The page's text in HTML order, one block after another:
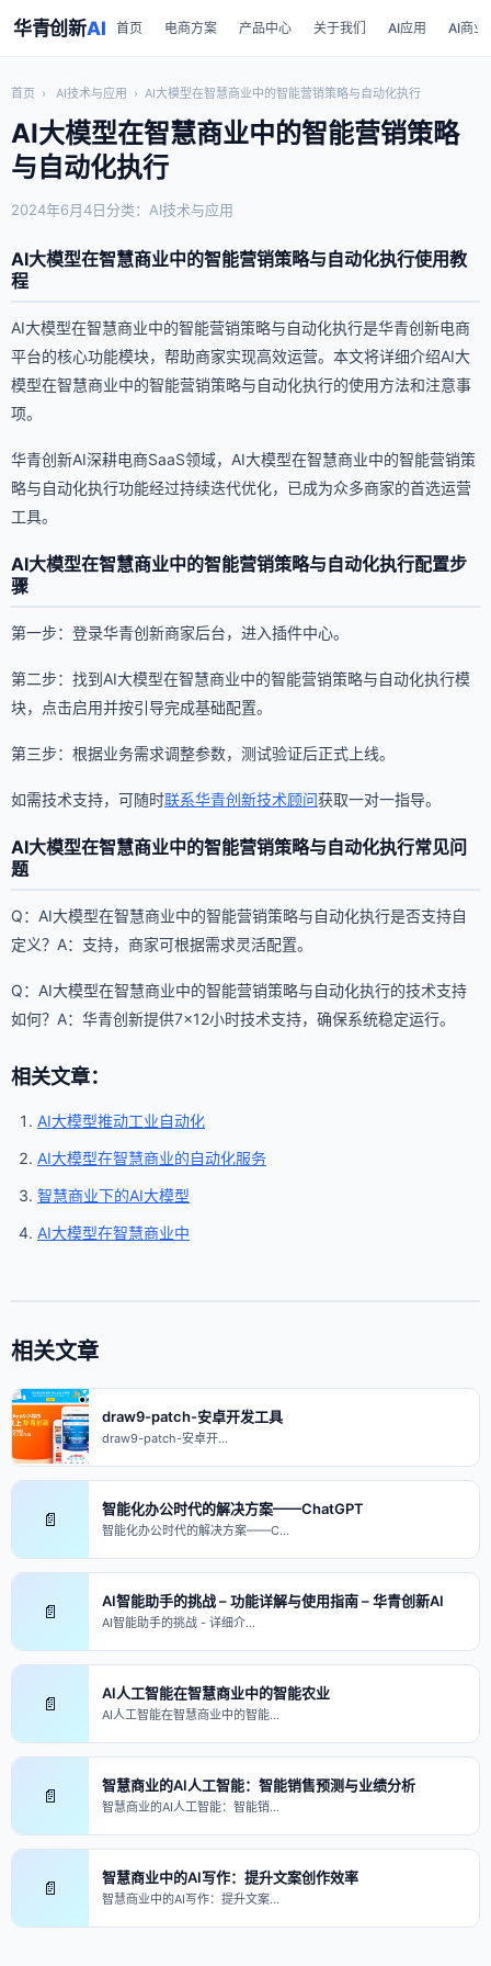
华青创新AI 首页 电商方案 产品中心 关于我们 AI应用 AI商业
首页 › AI技术与应用 › AI大模型在智慧商业中的智能营销策略与自动化执行
AI大模型在智慧商业中的智能营销策略
与自动化执行
2024年6月4日分类：AI技术与应用
AI大模型在智慧商业中的智能营销策略与自动化执行使用教
程
AI大模型在智慧商业中的智能营销策略与自动化执行是华青创新电商
平台的核心功能模块，帮助商家实现高效运营。本文将详细介绍AI大
模型在智慧商业中的智能营销策略与自动化执行的使用方法和注意事
项。
华青创新AI深耕电商SaaS领域，AI大模型在智慧商业中的智能营销策
略与自动化执行功能经过持续迭代优化，已成为众多商家的首选运营
工具。
AI大模型在智慧商业中的智能营销策略与自动化执行配置步
骤
第一步：登录华青创新商家后台，进入插件中心。
第二步：找到AI大模型在智慧商业中的智能营销策略与自动化执行模
块，点击启用并按引导完成基础配置。
第三步：根据业务需求调整参数，测试验证后正式上线。
如需技术支持，可随时联系华青创新技术顾问获取一对一指导。
AI大模型在智慧商业中的智能营销策略与自动化执行常见问
题
Q：AI大模型在智慧商业中的智能营销策略与自动化执行是否支持自
定义？A：支持，商家可根据需求灵活配置。
Q：AI大模型在智慧商业中的智能营销策略与自动化执行的技术支持
如何？A：华青创新提供7×12小时技术支持，确保系统稳定运行。
相关文章：
AI大模型推动工业自动化
AI大模型在智慧商业的自动化服务
智慧商业下的AI大模型
AI大模型在智慧商业中
相关文章
draw9-patch-安卓开发工具
draw9-patch-安卓开…
📄 智能化办公时代的解决方案——ChatGPT
智能化办公时代的解决方案——C…
📄 AI智能助手的挑战 – 功能详解与使用指南 – 华青创新AI
AI智能助手的挑战 - 详细介…
📄 AI人工智能在智慧商业中的智能农业
AI人工智能在智慧商业中的智能…
📄 智慧商业的AI人工智能：智能销售预测与业绩分析
智慧商业的AI人工智能：智能销…
📄 智慧商业中的AI写作：提升文案创作效率
智慧商业中的AI写作：提升文案…